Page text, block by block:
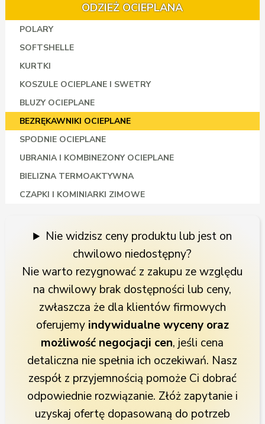
ODZIEŻ OCIEPLANA
POLARY
SOFTSHELLE
KURTKI
KOSZULE OCIEPLANE I SWETRY
BLUZY OCIEPLANE
BEZRĘKAWNIKI OCIEPLANE
SPODNIE OCIEPLANE
UBRANIA I KOMBINEZONY OCIEPLANE
BIELIZNA TERMOAKTYWNA
CZAPKI I KOMINIARKI ZIMOWE
Nie widzisz ceny produktu lub jest on
chwilowo niedostępny?
Nie warto rezygnować z zakupu ze względu
na chwilowy brak dostępności lub ceny,
zwłaszcza że dla klientów firmowych
oferujemy indywidualne wyceny oraz
możliwość negocjacji cen, jeśli cena
detaliczna nie spełnia ich oczekiwań. Nasz
zespół z przyjemnością pomoże Ci dobrać
odpowiednie rozwiązanie. Złóż zapytanie i
uzyskaj ofertę dopasowaną do potrzeb